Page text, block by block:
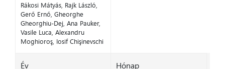
Rákosi Mátyás, Rajk László,
Gerő Ernő, Gheorghe
Gheorghiu-Dej, Ana Pauker,
Vasile Luca, Alexandru
Moghioroş, Iosif Chişinevschi
Év Hónap